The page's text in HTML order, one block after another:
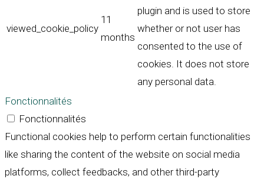
viewed_cookie_policy
11
months
plugin and is used to store
whether or not user has
consented to the use of
cookies. It does not store
any personal data.
Fonctionnalités
Fonctionnalités
Functional cookies help to perform certain functionalities
like sharing the content of the website on social media
platforms, collect feedbacks, and other third-party